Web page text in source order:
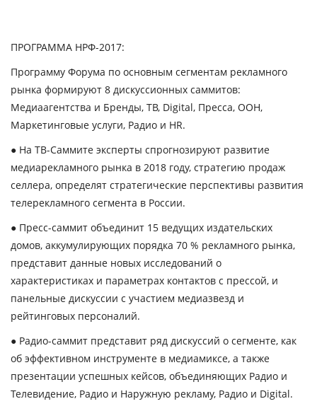
ПРОГРАММА НРФ-2017:
Программу Форума по основным сегментам рекламного
рынка формируют 8 дискуссионных саммитов:
Медиаагентства и Бренды, ТВ, Digital, Пресса, OOH,
Маркетинговые услуги, Радио и HR.
● На ТВ-Саммите эксперты спрогнозируют развитие
медиарекламного рынка в 2018 году, стратегию продаж
селлера, определят стратегические перспективы развития
телерекламного сегмента в России.
● Пресс-саммит объединит 15 ведущих издательских
домов, аккумулирующих порядка 70 % рекламного рынка,
представит данные новых исследований о
характеристиках и параметрах контактов с прессой, и
панельные дискуссии с участием медиазвезд и
рейтинговых персоналий.
● Радио-саммит представит ряд дискуссий о сегменте, как
об эффективном инструменте в медиамиксе, а также
презентации успешных кейсов, объединяющих Радио и
Телевидение, Радио и Наружную рекламу, Радио и Digital.